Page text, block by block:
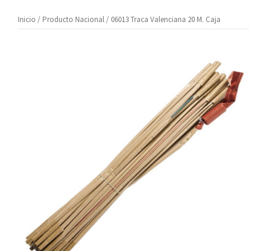
Inicio / Producto Nacional / 06013 Traca Valenciana 20 M. Caja